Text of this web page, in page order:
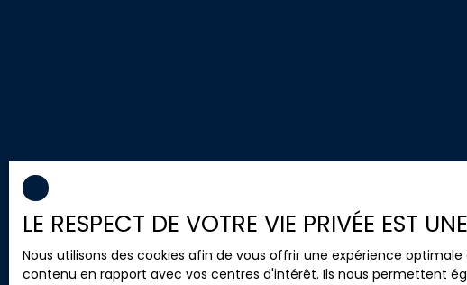
LE RESPECT DE VOTRE VIE PRIVÉE EST
Nous utilisons des cookies afin de vous offrir une expérience
contenu en rapport avec vos centres d'intérêt. Ils nous permettent